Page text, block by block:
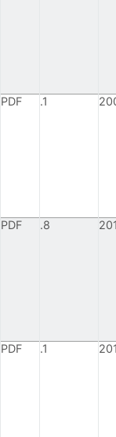
PDF .1
PDF .8
PDF .1